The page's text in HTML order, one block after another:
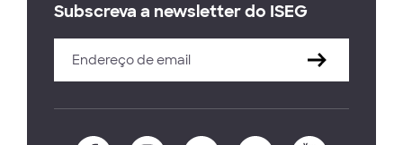
Subscreva a newsletter do ISEG